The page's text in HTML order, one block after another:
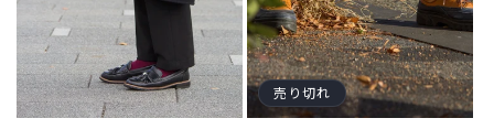
売り切れ